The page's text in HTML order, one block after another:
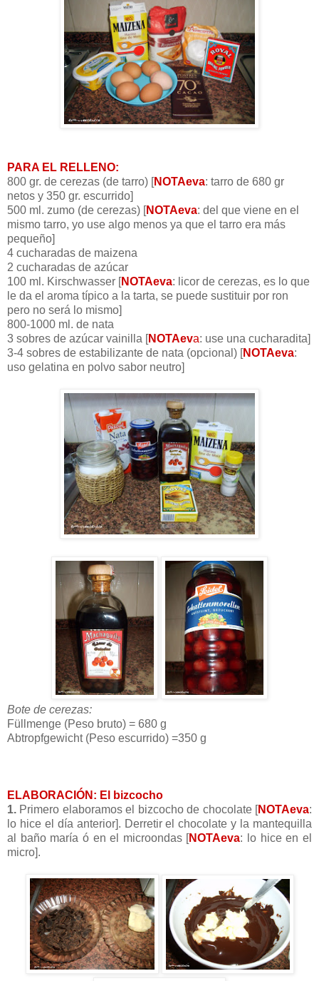
PARA EL RELLENO:
800 gr. de cerezas (de tarro) [NOTAeva: tarro de 680 gr
netos y 350 gr. escurrido]
500 ml . zumo (de cerezas) [NOTAeva: del que viene en el
mismo tarro, yo use algo menos ya que el tarro era más
pequeño]
4 cucharadas de maizena
2 cucharadas de azúcar
100 ml . Kirschwasser [NOTAeva: licor de cerezas, es lo que
le da el aroma típico a la tarta, se puede sustituir por ron
pero no será lo mismo]
800-1000 ml . de nata
3 sobres de azúcar vainilla [NOTAeva: use una cucharadita]
3-4 sobres de estabilizante de nata (opcional) [NOTAeva:
uso gelatina en polvo sabor neutro]
Bote de cerezas:
Füllmenge (Peso bruto) = 680 g
Abtropfgewicht(Peso escurrido) =350 g
ELABORACIÓN: El bizcocho
1. Primero elaboramos el bizcocho de chocolate [NOTAeva:
lo hice el día anterior]. Derretir el chocolate y la mantequilla
al baño maría ó en el microondas [NOTAeva: lo hice en el
micro].